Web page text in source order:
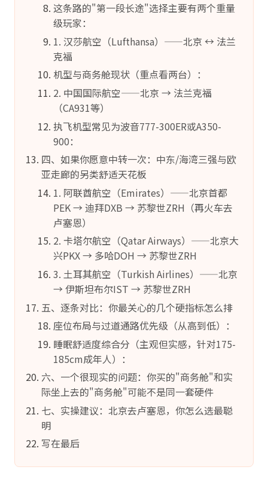
这条路的"第一段长途"选择主要有两个重量
级玩家：
1. 汉莎航空（Lufthansa）——北京 ↔ 法兰
克福
机型与商务舱现状（重点看两台）：
2. 中国国际航空——北京 → 法兰克福
（CA931等）
执飞机型常见为波音777-300ER或A350-
900：
四、如果你愿意中转一次：中东/海湾三强与欧
亚走廊的另类舒适天花板
1. 阿联酋航空（Emirates）——北京首都
PEK → 迪拜DXB → 苏黎世ZRH（再火车去
卢塞恩）
2. 卡塔尔航空（Qatar Airways）——北京大
兴PKX → 多哈DOH → 苏黎世ZRH
3. 土耳其航空（Turkish Airlines）——北京
→ 伊斯坦布尔IST → 苏黎世ZRH
五、逐条对比：你最关心的几个硬指标怎么排
座位布局与过道通路优先级（从高到低）：
睡眠舒适度综合分（主观但实感，针对175-
185cm成年人）：
六、一个很现实的问题：你买的"商务舱"和实
际坐上去的"商务舱"可能不是同一套硬件
七、实操建议：北京去卢塞恩，你怎么选最聪
明
写在最后